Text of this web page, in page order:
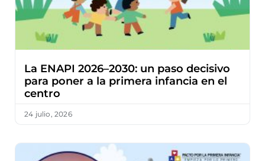
La ENAPI 2026–2030: un paso decisivo
para poner a la primera infancia en el
centro
24 julio, 2026